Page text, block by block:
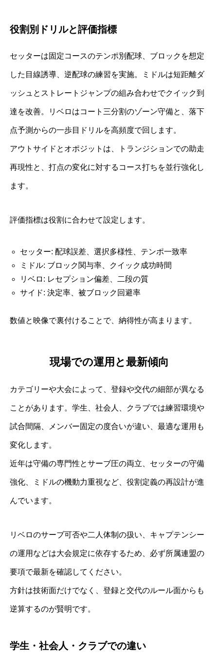
役割別ドリルと評価指標
セッターは固定コースのテンポ別配球、ブロックを想定
した目線誘導、逆配球の練習を実施。ミドルは短距離ダ
ッシュとストレートジャンプの組み合わせでクイック到
達を改善。リベロはコート三分割のゾーン守備と、落下
点予測からの一歩目ドリルを高頻度で回します。
アウトサイドとオポジットは、トランジションでの助走
再現性と、打点の変化に対するコース打ちを並行強化し
ます。
評価指標は役割に合わせて設定します。
セッター: 配球誤差、選択多様性、テンポ一致率
ミドル: ブロック関与率、クイック成功時間
リベロ: レセプション偏差、二段の質
サイド: 決定率、被ブロック回避率
数値と映像で裏付けることで、納得性が高まります。
現場での運用と最新傾向
カテゴリーや大会によって、登録や交代の細部が異なる
ことがあります。学生、社会人、クラブでは練習環境や
試合間隔、メンバー固定の度合いが違い、最適な運用も
変化します。
近年は守備の専門性とサーブ圧の両立、セッターの守備
強化、ミドルの機動力重視など、役割定義の再設計が進
んでいます。
リベロのサーブ可否や二人体制の扱い、キャプテンシー
の運用などは大会規定に依存するため、必ず所属連盟の
要項で最新を確認してください。
方針は技術面だけでなく、登録と交代のルール面からも
逆算するのが賢明です。
学生・社会人・クラブでの違い